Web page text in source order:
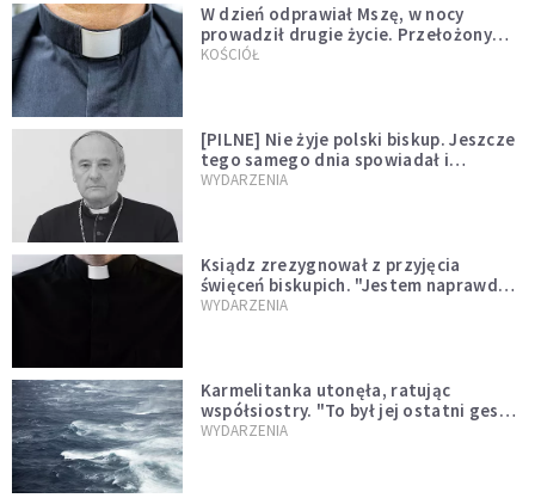
W dzień odprawiał Mszę, w nocy
prowadził drugie życie. Przełożony
kazał mu opuścić zakon
KOŚCIÓŁ
[PILNE] Nie żyje polski biskup. Jeszcze
tego samego dnia spowiadał i
sprawował Mszę świętą
WYDARZENIA
Ksiądz zrezygnował z przyjęcia
święceń biskupich. "Jestem naprawdę
niegodny"
WYDARZENIA
Karmelitanka utonęła, ratując
współsiostry. "To był jej ostatni gest
miłości"
WYDARZENIA